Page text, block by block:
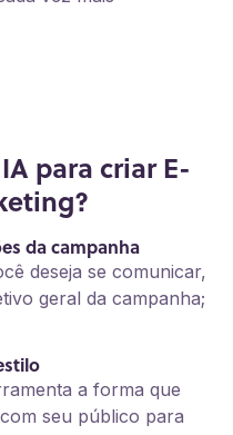
para criar E-
da campanha
deseja se comunicar,
geral da campanha;
a forma que
seu público para